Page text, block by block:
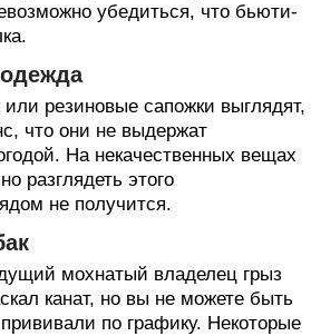
убедиться, что бьюти-
резиновые сапожки выглядят,
что они не выдержат
На некачественных вещах
разглядеть этого
не получится.
мохнатый владелец грыз
канат, но вы не можете быть
по графику. Некоторые